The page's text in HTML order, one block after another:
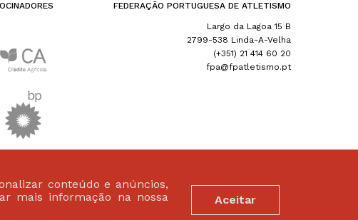
FEDERAÇÃO PORTUGUESA DE ATLETISMO
Largo da Lagoa 15 B
2799-538 Linda-A-Velha
(+351) 21 414 60 20
fpa@fpatletismo.pt
conteúdo e anúncios,
mais informação na nossa
Aceitar